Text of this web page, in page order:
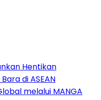
Hentikan
di ASEAN
melalui MANGA